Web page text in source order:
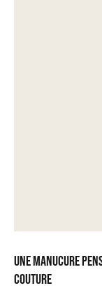
Une manucure
couture